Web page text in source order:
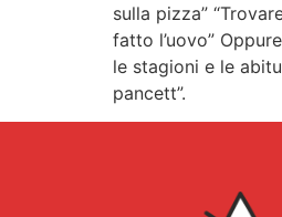
sulla pizza”
fatto l’uovo”
le stagioni e le
pancett”.